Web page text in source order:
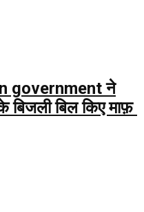
government ने
बिजली बिल किए माफ़